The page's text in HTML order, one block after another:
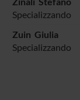
Specializzando
Zuin Giulia
Specializzando